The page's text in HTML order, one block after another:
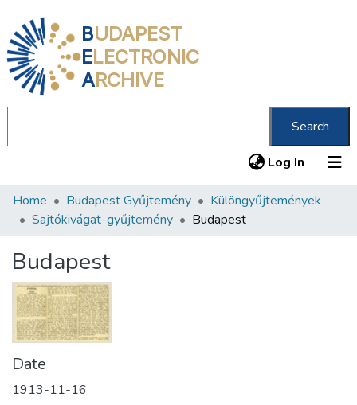
BUDAPEST
ELECTRONIC
ARCHIVE
Search
Log In (current)
Communities & Collections
Statistics
About us
Home Budapest Gyűjtemény
Különgyűjtemények
Sajtókivágat-gyűjtemény
Budapest
Budapest
Date
1913-11-16